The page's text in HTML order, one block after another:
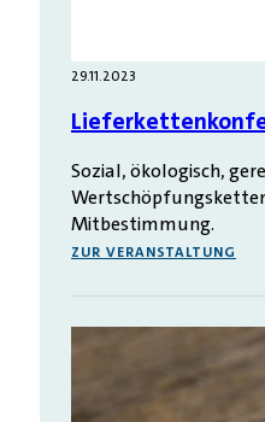
29.11.2023
Sozial, ökologisch,
Mitbestimmung.
ZUR VERANSTALTUNG